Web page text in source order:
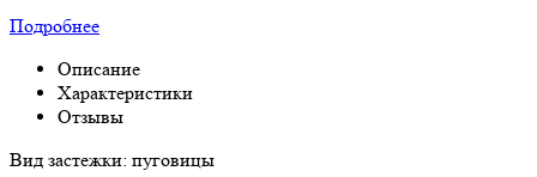
Подробнее
Описание
Характеристики
Отзывы
Вид застежки: пуговицы